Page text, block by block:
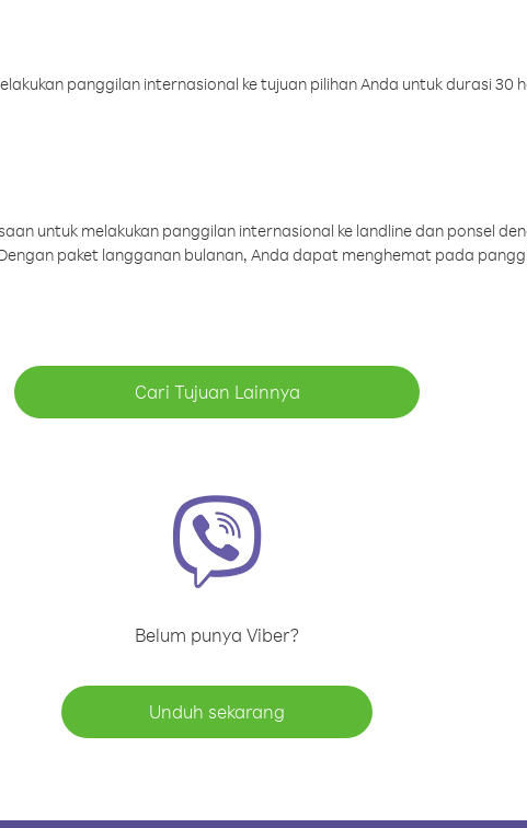
panggilan internasional ke tujuan pilihan Anda untuk durasi 30
untuk melakukan panggilan internasional ke landline dan ponsel
paket langganan bulanan, Anda dapat menghemat pada
Cari Tujuan Lainnya
Belum punya Viber?
Unduh sekarang